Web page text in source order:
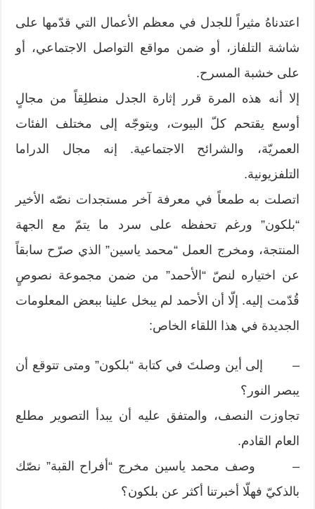
اعتدناهُ مثيراً للجدل في معظم الأعمال التي قدّمها على
شاشة التلفاز، أو ضمن مواقع التواصل الاجتماعي، أو
على خشبة المسرح.
إلا أنه هذه المرة قرر إثارة الجدل منطلِقاً من مجالٍ
أوسع يقتحم كلّ البيوت، ويتوجّه إلى مختلف الفئات
العمريّة، والشرائح الاجتماعية. إنه مجال الدراما
التلفزيونية.
اتصلت به طمعاً في معرفة آخر مستجدات نصّه الأخير
“بلكون” ورغم تحفظه على سرد ما يتمّ مع الجهة
المنتجة، ومخرج العمل “محمد ياسين” الذي صرّح سابقاً
عن اختياره لنصّ “الأحمد” من ضمن مجموعة نصوصٍ
قُدّمت إليه. إلّا أن الأحمد لم يبخل علينا ببعض المعلومات
الجديدة في هذا اللقاء الخاص:
– إلى أين وصلتَ في كتابة “بلكون” ومتى تتوقع أن
يبصر النور؟
تجاوزت النصف، والمتفق عليه أن يبدأ التصوير مطلع
العام القادم.
– وصف محمد ياسين مخرج “أفراح القبة” نصّك
بالذكيّ فهلّا أخبرتنا أكثر عن بلكون؟